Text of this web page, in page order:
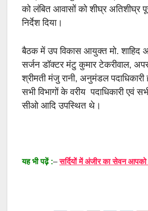
को लंबित आवासों को शीघ्र अतिशीघ्र
निर्देश दिया।
बैठक में उप विकास आयुक्त मो. शाहिद
सर्जन डॉक्टर मंटु कुमार टेकरीवाल, अपर
श्रीमती मंजु रानी, अनुमंडल पदाधिकारी
सभी विभागों के वरीय पदाधिकारी एवं
सीओ आदि उपस्थित थे।
यह भी पढ़ें :–सर्दियों में अंजीर का सेवन